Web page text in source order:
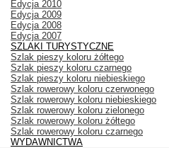
Edycja 2010
Edycja 2009
Edycja 2008
Edycja 2007
SZLAKI TURYSTYCZNE
Szlak pieszy koloru żółtego
Szlak pieszy koloru czarnego
Szlak pieszy koloru niebieskiego
Szlak rowerowy koloru czerwonego
Szlak rowerowy koloru niebieskiego
Szlak rowerowy koloru zielonego
Szlak rowerowy koloru żółtego
Szlak rowerowy koloru czarnego
WYDAWNICTWA